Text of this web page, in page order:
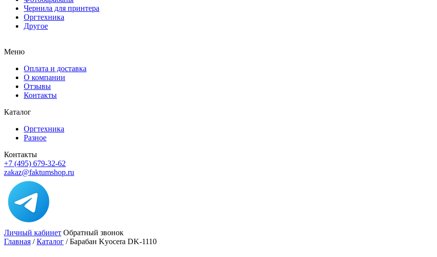
Чернила для принтера
Оргтехника
Другое
Меню
Оплата и доставка
О компании
Отзывы
Контакты
Каталог
Оргтехника
Разное
Контакты
+7 (495) 679-32-62
zakaz@faktumshop.ru
Личный кабинет Обратный звонок
Главная /Каталог /Барабан Kyocera DK-1110